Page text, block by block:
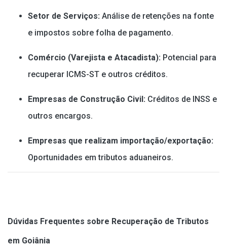
Setor de Serviços: Análise de retenções na fonte
e impostos sobre folha de pagamento.
Comércio (Varejista e Atacadista): Potencial para
recuperar ICMS-ST e outros créditos.
Empresas de Construção Civil: Créditos de INSS e
outros encargos.
Empresas que realizam importação/exportação:
Oportunidades em tributos aduaneiros.
Dúvidas Frequentes sobre Recuperação de Tributos
em Goiânia